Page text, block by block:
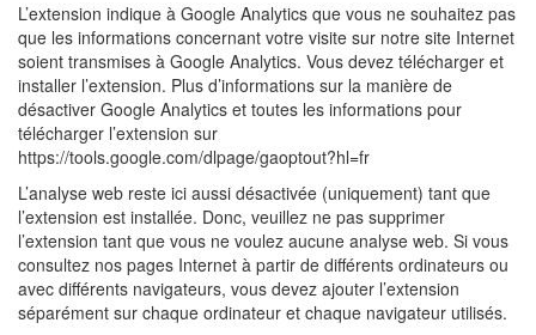
L’extension indique à Google Analytics que vous ne souhaitez pas
que les informations concernant votre visite sur notre site Internet
soient transmises à Google Analytics. Vous devez télécharger et
installer l’extension. Plus d’informations sur la manière de
désactiver Google Analytics et toutes les informations pour
télécharger l’extension sur
https://tools.google.com/dlpage/gaoptout?hl=fr
L’analyse web reste ici aussi désactivée (uniquement) tant que
l’extension est installée. Donc, veuillez ne pas supprimer
l’extension tant que vous ne voulez aucune analyse web. Si vous
consultez nos pages Internet à partir de différents ordinateurs ou
avec différents navigateurs, vous devez ajouter l’extension
séparément sur chaque ordinateur et chaque navigateur utilisés.